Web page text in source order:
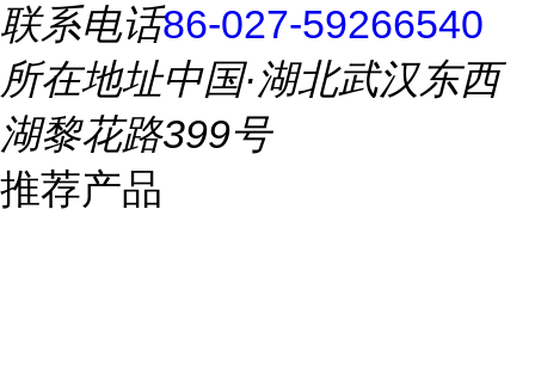
联系电话86-027-59266540
所在地址中国·湖北武汉东西
湖黎花路399号
推荐产品